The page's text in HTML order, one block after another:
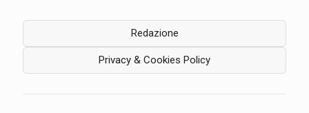
Redazione
Privacy & Cookies Policy